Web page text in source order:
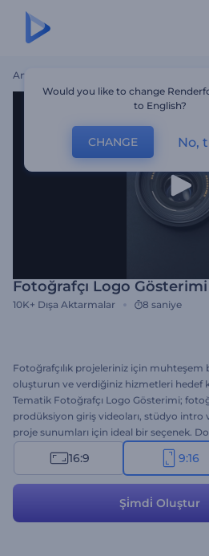
Ana Sayfa
Fotoğrafçı Logo Gösterimi
10K+ Dışa Aktarmalar 8 saniye
Fotoğrafçılık projeleriniz için
oluşturun ve verdiğiniz hizmetleri hedef
Tematik Fotoğrafçı Logo Gösterimi;
prodüksiyon giriş videoları, stüdyo intro
proje sunumları için ideal bir seçenek.
başlığı ekleyin ve profesyonel
sonrasında elinizde olsun. Bu şablonu
16:9 9:16
Şi̇mdi̇ Oluştur
Would you like to change
to English?
CHANGE No,